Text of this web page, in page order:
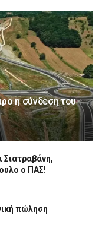
η σύνδεση του
Σιατραβάνη,
ο ΠΑΣ!
πώληση